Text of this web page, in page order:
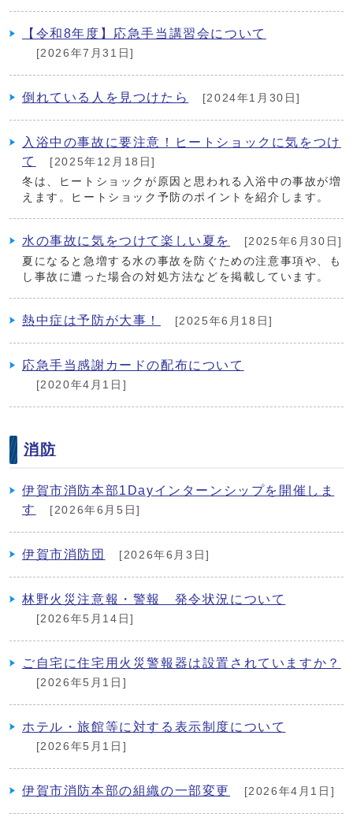
【令和8年度】応急手当講習会について
[2026年7月31日]
倒れている人を見つけたら [2024年1月30日]
入浴中の事故に要注意！ヒートショックに気をつけ
て
[2025年12月18日]
冬は、ヒートショックが原因と思われる入浴中の事故が増
えます。ヒートショック予防のポイントを紹介します。
水の事故に気をつけて楽しい夏を
[2025年6月30日]
夏になると急増する水の事故を防ぐための注意事項や、も
し事故に遭った場合の対処方法などを掲載しています。
熱中症は予防が大事！ [2025年6月18日]
応急手当感謝カードの配布について
[2020年4月1日]
消防
伊賀市消防本部1Dayインターンシップを開催しま
す
[2026年6月5日]
伊賀市消防団 [2026年6月3日]
林野火災注意報・警報 発令状況について
[2026年5月14日]
ご自宅に住宅用火災警報器は設置されていますか？
[2026年5月1日]
ホテル・旅館等に対する表示制度について
[2026年5月1日]
伊賀市消防本部の組織の一部変更 [2026年4月1日]